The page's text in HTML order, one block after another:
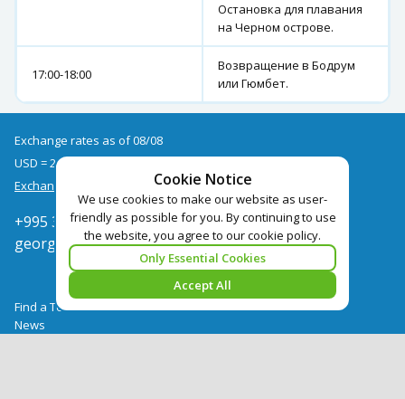
Остановка для плавания
на Черном острове.
17:00-18:00
Возвращение в Бодрум
или Гюмбет.
Cookie Notice
We use cookies to make our website as user-
friendly as possible for you. By continuing to use
the website, you agree to our cookie policy.
Only Essential Cookies
Accept All
Exchange rates as of 08/08
USD = 2.67
Exchange rate archive
+995 322050666
georgia@pegast.ge
Find a Tour
News